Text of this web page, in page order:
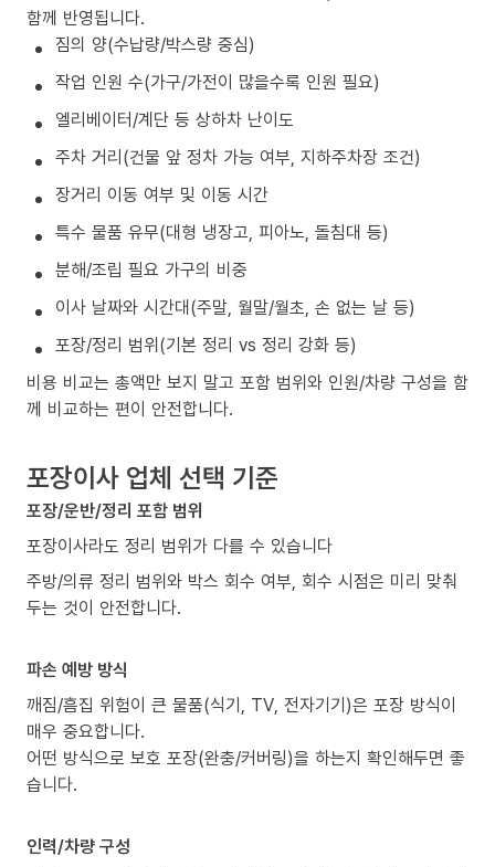
함께 반영됩니다.
짐의 양(수납량/박스량 중심)
작업 인원 수(가구/가전이 많을수록 인원 필요)
엘리베이터/계단 등 상하차 난이도
주차 거리(건물 앞 정차 가능 여부, 지하주차장 조건)
장거리 이동 여부 및 이동 시간
특수 물품 유무(대형 냉장고, 피아노, 돌침대 등)
분해/조립 필요 가구의 비중
이사 날짜와 시간대(주말, 월말/월초, 손 없는 날 등)
포장/정리 범위(기본 정리 vs 정리 강화 등)
비용 비교는 총액만 보지 말고 포함 범위와 인원/차량 구성을 함
께 비교하는 편이 안전합니다.
포장이사 업체 선택 기준
포장/운반/정리 포함 범위
포장이사라도 정리 범위가 다를 수 있습니다
주방/의류 정리 범위와 박스 회수 여부, 회수 시점은 미리 맞춰
두는 것이 안전합니다.
파손 예방 방식
깨짐/흠집 위험이 큰 물품(식기, TV, 전자기기)은 포장 방식이
매우 중요합니다.
어떤 방식으로 보호 포장(완충/커버링)을 하는지 확인해두면 좋
습니다.
인력/차량 구성